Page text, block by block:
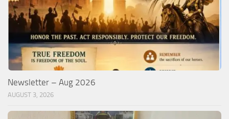
Newsletter – Aug 2026
AUGUST 3, 2026